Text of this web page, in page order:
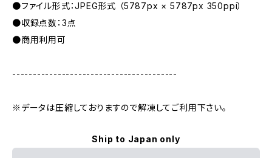
●ファイル形式：JPEG形式 （5787px × 5787px 350ppi）
●収録点数：3点
●商用利用可
----------------------------------------
※データは圧縮しておりますので解凍してご利用下さい。
Ship to Japan only